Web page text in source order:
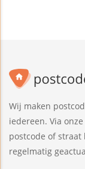
Wij maken
iedereen. Via
postcode of straat
regelmatig